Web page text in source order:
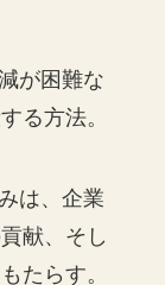
が困難な
る方法。
は、企業
献、そし
たらす。